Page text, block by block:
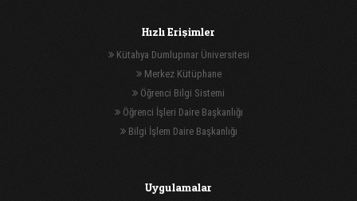
Hızlı Erişimler
Kütahya Dumlupınar Üniversitesi
Merkez Kütüphane
Öğrenci Bilgi Sistemi
Öğrenci İşleri Daire Başkanlığı
Bilgi İşlem Daire Başkanlığı
Uygulamalar